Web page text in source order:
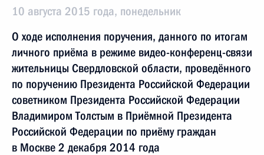
10 августа 2015 года, понедельник
О ходе исполнения поручения, данного по итогам
личного приёма в режиме видео-конференц-связи
жительницы Свердловской области, проведённого
по поручению Президента Российской Федерации
советником Президента Российской Федерации
Владимиром Толстым в Приёмной Президента
Российской Федерации по приёму граждан
в Москве 2 декабря 2014 года